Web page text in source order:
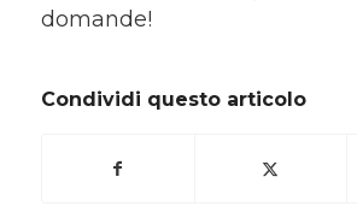
domande!
Condividi questo articolo